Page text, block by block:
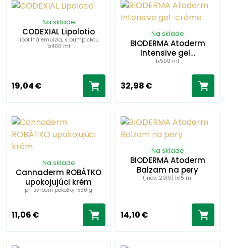
Na sklade
CODEXIAL Lipolotio
lipofilná emulzia, s pumpičkou
1x400 ml
19,04 €
Na sklade
BIODERMA Atoderm
Intensive gel…
1x500 ml
32,98 €
Na sklade
Cannaderm ROBÁTKO
upokojujúci krém
pri svrbení pokožky 1x50 g
11,06 €
Na sklade
BIODERMA Atoderm
Balzam na pery
(inov. 2019) 1x15 ml
14,10 €